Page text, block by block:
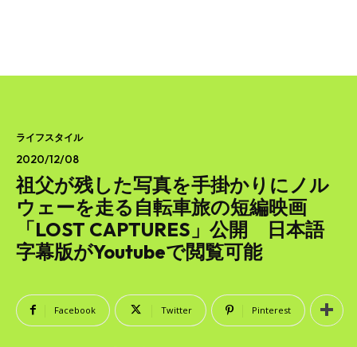
ライフスタイル
2020/12/08
祖父が残した写真を手掛かりにノル
ウェーを走る自転車旅の短編映画
「LOST CAPTURES」公開 日本語
字幕版がYoutubeで閲覧可能
Facebook Twitter Pinterest